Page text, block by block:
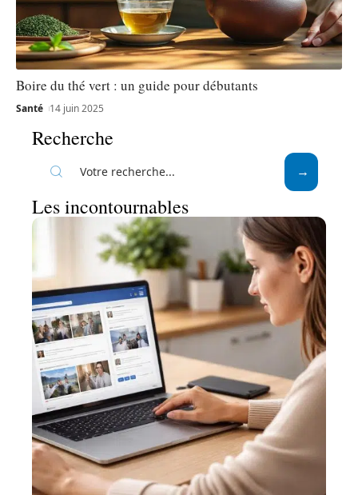
Boire du thé vert : un guide pour débutants
Santé 14 juin 2025
Recherche
Les incontournables